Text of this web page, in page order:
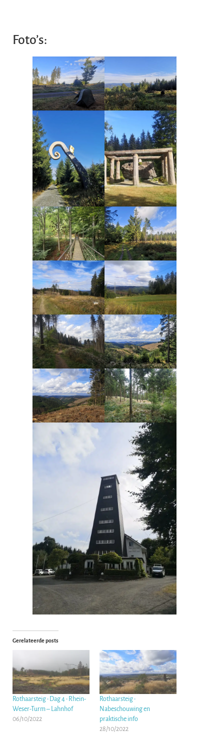
Foto’s:
Gerelateerde posts
Rothaarsteig • Dag 4 • Rhein-
Weser-Turm – Lahnhof
06/10/2022
Rothaarsteig •
Nabeschouwing en
praktische info
28/10/2022